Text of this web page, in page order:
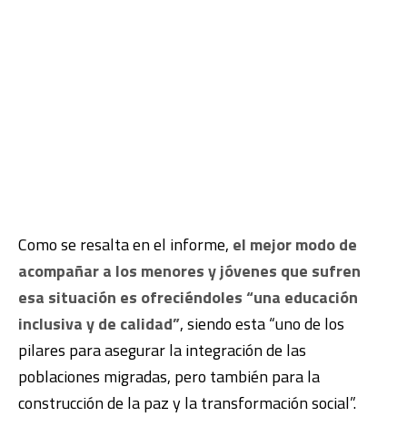
Como se resalta en el informe, el mejor modo de
acompañar a los menores y jóvenes que sufren
esa situación es ofreciéndoles “una educación
inclusiva y de calidad”, siendo esta “uno de los
pilares para asegurar la integración de las
poblaciones migradas, pero también para la
construcción de la paz y la transformación social”.